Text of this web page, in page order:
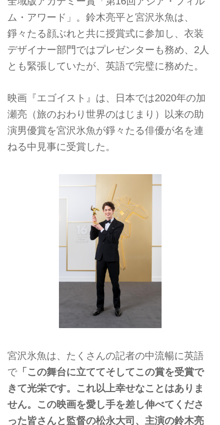
ム・アワード」。鈴木亮平と宮沢氷魚は、
錚々たる顔ぶれと共に授賞式に参加し、衣装
デザイナー部門ではプレゼンターも務め、2人
とも緊張していたが、英語で完璧に務めた。
映画『エゴイスト』は、日本では2020年の加
瀬亮（旅のおわり世界のはじまり）以来の助
演男優賞を宮沢氷魚が錚々たる俳優が名を連
ねる中見事に受賞した。
宮沢氷魚は、たくさんの記者の中流暢に英語
で「この舞台に立ててそしてこの賞を受賞で
きて光栄です。これ以上幸せなことはありま
せん。この映画を愛し手を差し伸べてくださ
った皆さんと監督の松永大司、主演の鈴木亮